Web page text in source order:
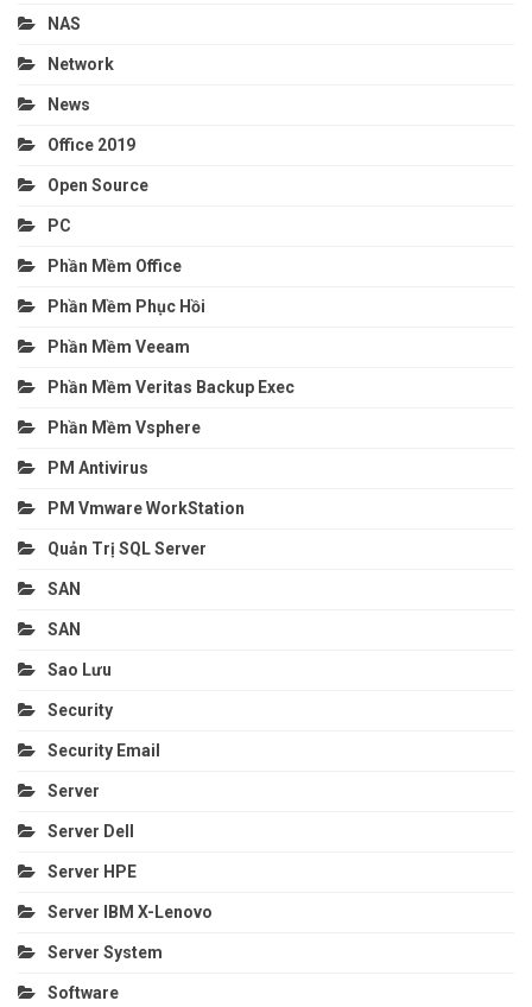
NAS
Network
News
Office 2019
Open Source
PC
Phần Mềm Office
Phần Mềm Phục Hồi
Phần Mềm Veeam
Phần Mềm Veritas Backup Exec
Phần Mềm Vsphere
PM Antivirus
PM Vmware WorkStation
Quản Trị SQL Server
SAN
SAN
Sao Lưu
Security
Security Email
Server
Server Dell
Server HPE
Server IBM X-Lenovo
Server System
Software